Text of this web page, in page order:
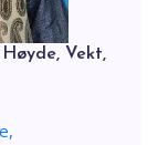
Vekt,